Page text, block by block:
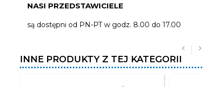
NASI PRZEDSTAWICIELE
są dostępni od PN-PT w godz. 8.00 do 17.00
INNE PRODUKTY Z TEJ KATEGORII